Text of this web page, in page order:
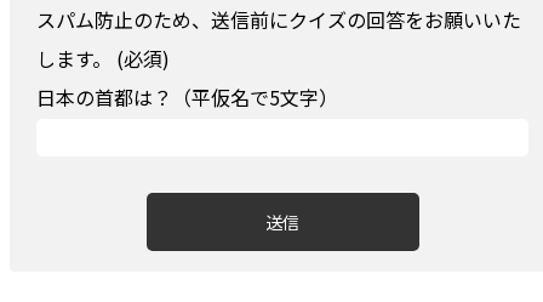
スパム防止のため、送信前にクイズの回答をお願いいた
します。 (必須)
日本の首都は？（平仮名で5文字）